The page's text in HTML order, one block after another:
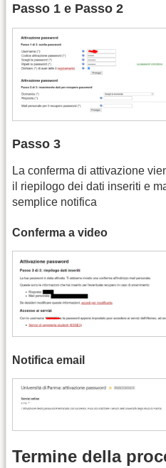
Passo 1 e Passo 2
Passo 3
La conferma di attivazione
il riepilogo dei dati inseriti e
semplice notifica
Conferma a video
Notifica email
Termine della